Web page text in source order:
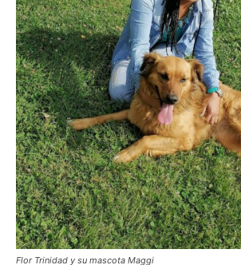
Flor Trinidad y su mascota Maggi